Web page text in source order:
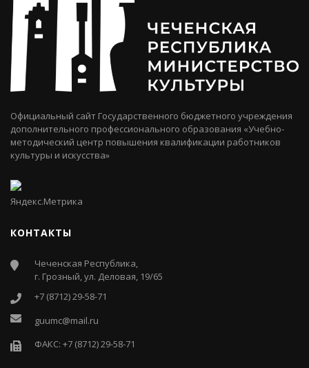
Официальный сайт Государственного бюджетного учреждения
дополнительного профессионального образования «Учебно-
методический центр повышения квалификации работников
культуры и искусства»
КОНТАКТЫ
Чеченская Республика,
г. Грозный, ул. Деловая, 19/65
+7 (8712) 29-58-71
guumc@mail.ru
ФАКС: +7 (8712) 29-58-71